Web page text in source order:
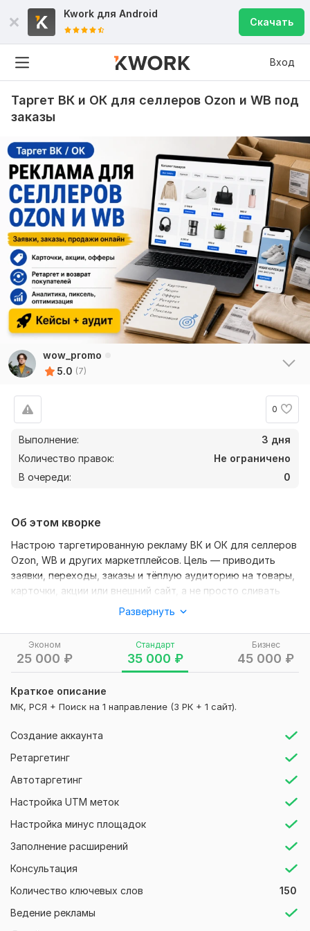
Kwork для Android
Скачать
Вход
Таргет ВК и ОК для селлеров Ozon и WB под
заказы
wow_promo
5.0 (7)
0
Выполнение:
3 дня
Количество правок:
Не ограничено
В очереди:
0
Эконом
25 000 ₽
Стандарт
35 000 ₽
Бизнес
45 000 ₽
Краткое описание
МК, РСЯ + Поиск на 1 направление (3 РК + 1 сайт).
Создание аккаунта
Ретаргетинг
Автотаргетинг
Настройка UTM меток
Настройка минус площадок
Заполнение расширений
Консультация
Количество ключевых слов
150
Ведение рекламы
Об этом кворке
Настрою таргетированную рекламу ВК и ОК для селлеров
Ozon, WB и других маркетплейсов. Цель — приводить
заявки, переходы, заказы и тёплую аудиторию на товары,
карточки, акции или внешний сайт, а не просто сливать
бюджет на случайные показы.
— селлеров Ozon и WB;
— магазинов с собственным сайтом и товарами на
маркетплейсах;
— брендов одежды, косметики, товаров для дома,
категории, акции или новинки.
Что сделаю:
— разберу товары, маржу, средний чек и приоритетные
категории;
— подготовлю структуру кампаний под холодную,
ретаргету;
— соберу связки: аудитория → оффер → креатив →
Развернуть